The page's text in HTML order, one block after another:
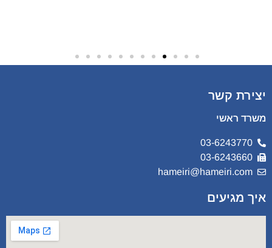
יצירת קשר
משרד ראשי
03-6243770
03-6243660
hameiri@hameiri.com
איך מגיעים